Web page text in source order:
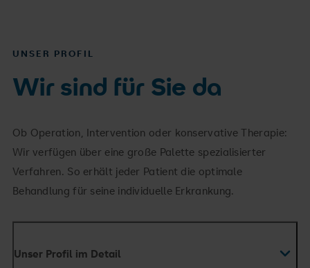
UNSER PROFIL
Wir sind für Sie da
Ob Operation, Intervention oder konservative Therapie:
Wir verfügen über eine große Palette spezialisierter
Verfahren. So erhält jeder Patient die optimale
Behandlung für seine individuelle Erkrankung.
Unser Profil im Detail